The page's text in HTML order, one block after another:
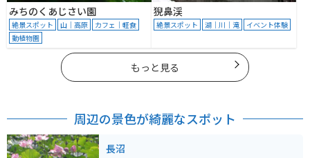
みちのくあじさい園
絶景スポット 山｜高原
カフェ｜軽食
動植物園
猊鼻渓
絶景スポット 湖｜川｜滝 イベント体験
もっと見る
周辺の景色が綺麗なスポット
長沼